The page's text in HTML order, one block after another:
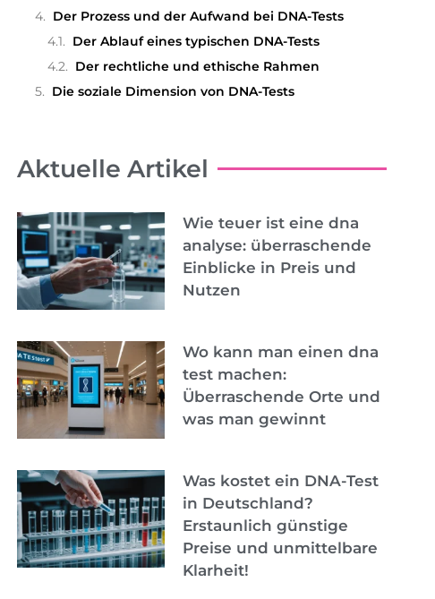
Der Prozess und der Aufwand bei DNA-Tests
Der Ablauf eines typischen DNA-Tests
Der rechtliche und ethische Rahmen
Die soziale Dimension von DNA-Tests
Aktuelle Artikel
Wie teuer ist eine dna
analyse: überraschende
Einblicke in Preis und
Nutzen
Wo kann man einen dna
test machen:
Überraschende Orte und
was man gewinnt
Was kostet ein DNA-Test
in Deutschland?
Erstaunlich günstige
Preise und unmittelbare
Klarheit!